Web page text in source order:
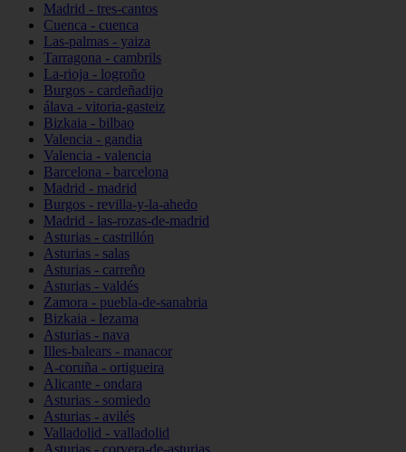
Madrid - tres-cantos
Cuenca - cuenca
Las-palmas - yaiza
Tarragona - cambrils
La-rioja - logroño
Burgos - cardeñadijo
álava - vitoria-gasteiz
Bizkaia - bilbao
Valencia - gandia
Valencia - valencia
Barcelona - barcelona
Madrid - madrid
Burgos - revilla-y-la-ahedo
Madrid - las-rozas-de-madrid
Asturias - castrillón
Asturias - salas
Asturias - carreño
Asturias - valdés
Zamora - puebla-de-sanabria
Bizkaia - lezama
Asturias - nava
Illes-balears - manacor
A-coruña - ortigueira
Alicante - ondara
Asturias - somiedo
Asturias - avilés
Valladolid - valladolid
Asturias - corvera-de-asturias